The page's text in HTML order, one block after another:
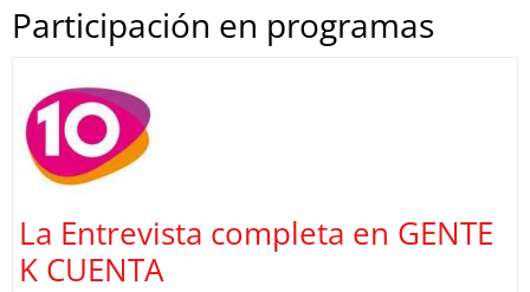
Participación en programas
La Entrevista completa en GENTE
K CUENTA